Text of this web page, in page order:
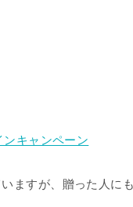
キャンペーン
ますが、贈った人に